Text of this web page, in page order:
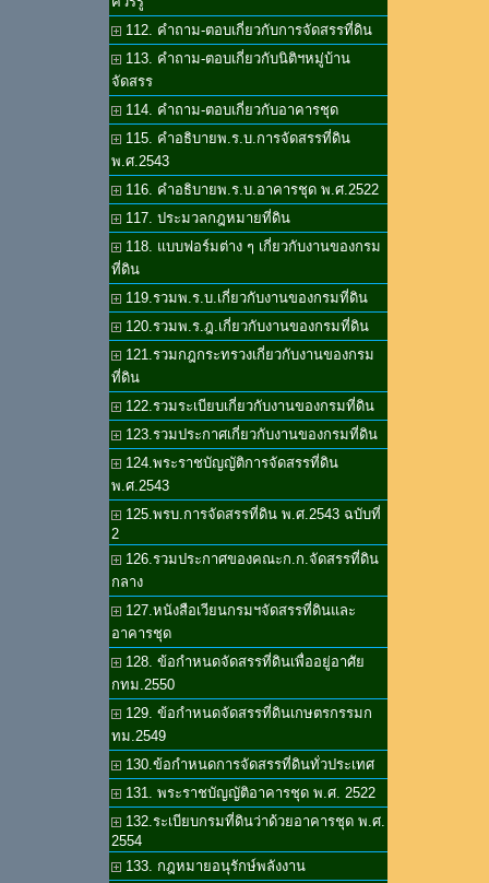
112. คำถาม-ตอบเกี่ยวกับการจัดสรรที่ดิน
113. คำถาม-ตอบเกี่ยวกับนิติฯหมู่บ้าน
จัดสรร
114. คำถาม-ตอบเกี่ยวกับอาคารชุด
115. คำอธิบายพ.ร.บ.การจัดสรรที่ดิน
พ.ศ.2543
116. คำอธิบายพ.ร.บ.อาคารชุด พ.ศ.2522
117. ประมวลกฎหมายที่ดิน
118. แบบฟอร์มต่าง ๆ เกี่ยวกับงานของกรม
ที่ดิน
119.รวมพ.ร.บ.เกี่ยวกับงานของกรมที่ดิน
120.รวมพ.ร.ฎ.เกี่ยวกับงานของกรมที่ดิน
121.รวมกฎกระทรวงเกี่ยวกับงานของกรม
ที่ดิน
122.รวมระเบียบเกี่ยวกับงานของกรมที่ดิน
123.รวมประกาศเกี่ยวกับงานของกรมที่ดิน
124.พระราชบัญญัติการจัดสรรที่ดิน
พ.ศ.2543
125.พรบ.การจัดสรรที่ดิน พ.ศ.2543 ฉบับที่
2
126.รวมประกาศของคณะก.ก.จัดสรรที่ดิน
กลาง
127.หนังสือเวียนกรมฯจัดสรรที่ดินและ
อาคารชุด
128. ข้อกำหนดจัดสรรที่ดินเพื่ออยู่อาศัย
กทม.2550
129. ข้อกำหนดจัดสรรที่ดินเกษตรกรรมก
ทม.2549
130.ข้อกำหนดการจัดสรรที่ดินทั่วประเทศ
131. พระราชบัญญัติอาคารชุด พ.ศ. 2522
132.ระเบียบกรมที่ดินว่าด้วยอาคารชุด พ.ศ.
2554
133. กฎหมายอนุรักษ์พลังงาน